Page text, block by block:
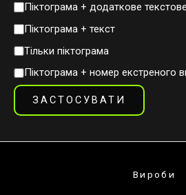
Піктограма + додаткове
Піктограма + текст
Тільки піктограма
Піктограма + номер екстреного
ЗАСТОСУВАТИ
Вироби